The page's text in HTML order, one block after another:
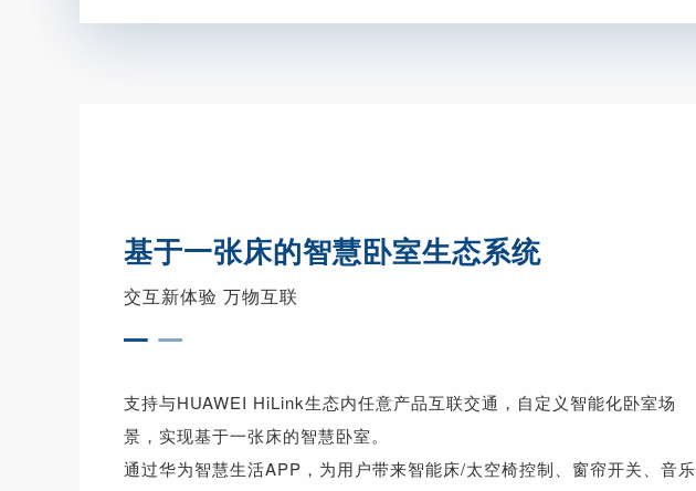
基于一张床的智慧卧室生态系统
交互新体验 万物互联
支持与HUAWEI HiLink生态内任意产品互联交通，自定义智能化卧室场
景，实现基于一张床的智慧卧室。
通过华为智慧生活APP，为用户带来智能床/太空椅控制、窗帘开关、音乐